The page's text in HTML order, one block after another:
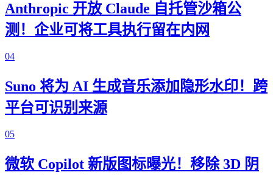
Anthropic 开放 Claude 自托管沙箱公
测！企业可将工具执行留在内网
04
Suno 将为 AI 生成音乐添加隐形水印！跨
平台可识别来源
05
微软 Copilot 新版图标曝光！移除 3D 阴